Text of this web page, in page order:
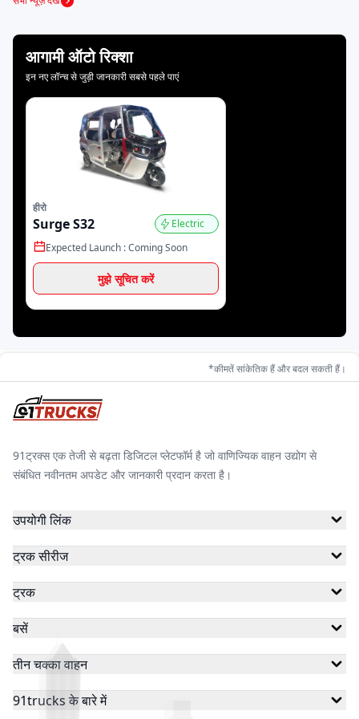
केटो मोटर्स मिनी मेट्रो
जीकॉन ऑटोमोटिव
ठुकराल इलेक्ट्रिक बैक्सी
हेक्सॉल जॉय स्टार
डैंडेरा
आगामी ऑटो रिक्शा
इन नए लॉन्च से जुड़ी जानकारी सबसे पहले पाएं
हीरो
Surge S32
Electric
Expected Launch :Coming Soon
मुझे सूचित करें
*कीमतें सांकेतिक हैं और बदल सकती हैं।
91ट्रक्स एक तेजी से बढ़ता डिजिटल प्लेटफॉर्म है जो वाणिज्यिक वाहन उद्योग से
संबंधित नवीनतम अपडेट और जानकारी प्रदान करता है।
उपयोगी लिंक
ट्रक सीरीज
ट्रक
बसें
तीन चक्का वाहन
91trucks के बारे में